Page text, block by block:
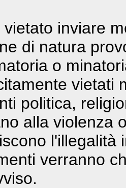
vietato inviare
di natura
o
vietati
politica,
alla violenza
l'illegalità
verranno